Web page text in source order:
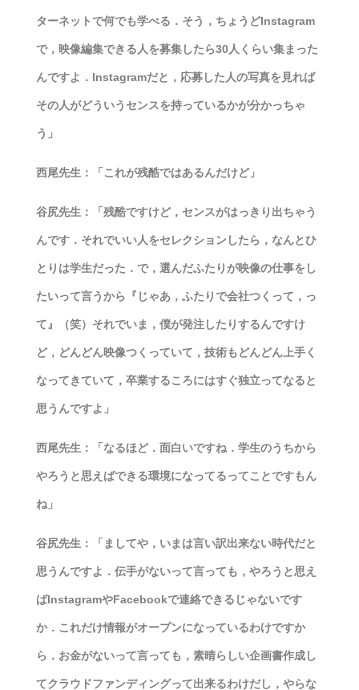
ターネットで何でも学べる．そう，ちょうどInstagram
で，映像編集できる人を募集したら30人くらい集まった
んですよ．Instagramだと，応募した人の写真を見れば
その人がどういうセンスを持っているかが分かっちゃ
う」
西尾先生：「これが残酷ではあるんだけど」
谷尻先生：「残酷ですけど，センスがはっきり出ちゃう
んです．それでいい人をセレクションしたら，なんとひ
とりは学生だった．で，選んだふたりが映像の仕事をし
たいって言うから『じゃあ，ふたりで会社つくって，っ
て』（笑）それでいま，僕が発注したりするんですけ
ど，どんどん映像つくっていて，技術もどんどん上手く
なってきていて，卒業するころにはすぐ独立ってなると
思うんですよ」
西尾先生：「なるほど．面白いですね．学生のうちから
やろうと思えばできる環境になってるってことですもん
ね」
谷尻先生：「ましてや，いまは言い訳出来ない時代だと
思うんですよ．伝手がないって言っても，やろうと思え
ばInstagramやFacebookで連絡できるじゃないです
か．これだけ情報がオープンになっているわけですか
ら．お金がないって言っても，素晴らしい企画書作成し
てクラウドファンディングって出来るわけだし，やらな